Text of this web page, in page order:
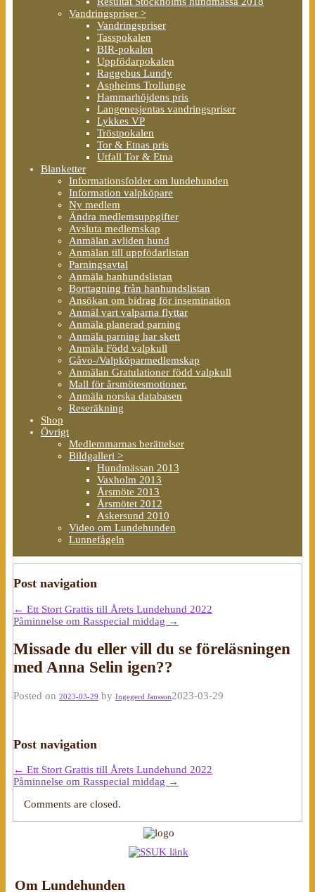
Vandringspriser >
Vandringspriser
Tasspokalen
BIR-pokalen
Uppfödarpokalen
Raggebus Lundy
Aspheims Trollunge
Hammarhöjdens pris
Langenesjentas vandringspriser
Lykkes VP
Tröstpokalen
Tor & Etnas pris
Utfall Tor & Etna
Blanketter
Informationsfolder om lundehunden
Information valpköpare
Ny medlem
Ändra medlemsuppgifter
Avsluta medlemskap
Anmälan avliden hund
Anmälan till uppfödarlistan
Parningsavtal
Anmäla hanhundslistan
Borttagning från hanhundslistan
Ansökan om bidrag för insemination
Anmäl vart valparna flyttar
Anmäla planerad parning
Anmäla parning har skett
Anmäla Född valpkull
Gåvo-/Valpköparmedlemskap
Anmälan Gratulationer född valpkull
Mall för årsmötesmotioner.
Anmäla norska databasen
Reseräkning
Shop
Övrigt
Medlemmarnas berättelser
Bildgalleri >
Hundmässan 2013
Vaxholm 2013
Årsmöte 2013
Årsmötet 2012
Askersund 2010
Video om Lundehunden
Lunnefågeln
Post navigation
← Ett Stort Grattis till Årets Lundehund 2022
Påminnelse om Rasspecial middag →
Missade du eller vill du se föreläsningen
med Anna Selin igen??
Posted on 2023-03-29 by Ingegerd Jansson2023-03-29
Post navigation
← Ett Stort Grattis till Årets Lundehund 2022
Påminnelse om Rasspecial middag →
Comments are closed.
Om Lundehunden